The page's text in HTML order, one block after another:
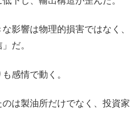
影響は物理的損害ではなく、
だ。
感情で動く。
は製油所だけでなく、投資家